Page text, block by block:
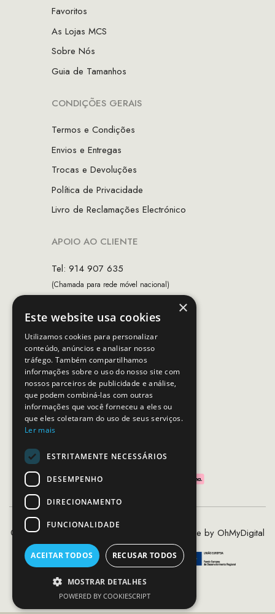
Favoritos
As Lojas MCS
Sobre Nós
Guia de Tamanhos
CONDIÇÕES GERAIS
Termos e Condições
Envios e Entregas
Trocas e Devoluções
Política de Privacidade
Livro de Reclamações Electrónico
APOIO AO CLIENTE
Tel: 914 907 635
(Chamada para rede móvel nacional)
Horário de contacto:
Dias úteis das 10h as 19h
SEGUE-NOS
PAGAMENTOS SEGUROS
©2020 - 2026 MCS - Mob Crew Store | Made by OhMyDigital
×
Este website usa cookies
Utilizamos cookies para personalizar
conteúdo, anúncios e analisar nosso
tráfego. Também compartilhamos
informações sobre o uso do nosso site com
nossos parceiros de publicidade e análise,
que podem combiná-las com outras
informações que você forneceu a eles ou
que eles coletaram do uso de seus serviços.
Ler mais
ESTRITAMENTE NECESSÁRIOS
DESEMPENHO
DIRECIONAMENTO
FUNCIONALIDADE
ACEITAR TODOS RECUSAR TODOS
MOSTRAR DETALHES
POWERED BY COOKIESCRIPT